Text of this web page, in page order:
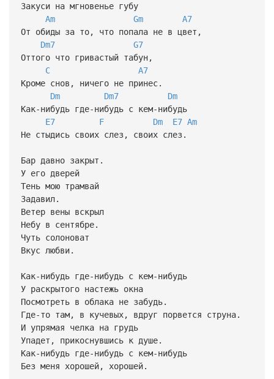
Закуси на мгновенье губу
Am
Gm
A7
От обиды за то, что попала не в цвет,
Dm7
G7
Оттого что гривастый табун,
C
A7
Кроме снов, ничего не принес.
Dm
Dm7
Dm
Как-нибудь где-нибудь с кем-нибудь
E7
F Dm E7 Am
Не стыдись своих слез, своих слез.
Бар давно закрыт.
У его дверей
Тень мою трамвай
Задавил.
Ветер вены вскрыл
Небу в сентябре.
Чуть солоноват
Вкус любви.
Как-нибудь где-нибудь с кем-нибудь
У раскрытого настежь окна
Посмотреть в облака не забудь.
Где-то там, в кучевых, вдруг порвется струна.
И упрямая челка на грудь
Упадет, прикоснувшись к душе.
Как-нибудь где-нибудь с кем-нибудь
Без меня хорошей, хорошей.